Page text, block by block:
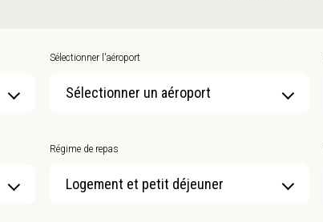
Sélectionner l'aéroport
Sélectionner un aéroport
Régime de repas